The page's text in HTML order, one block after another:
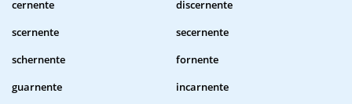
cernente
discernente
scernente
secernente
schernente
fornente
guarnente
incarnente